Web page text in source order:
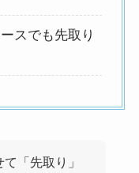
スでも先取り
「先取り」